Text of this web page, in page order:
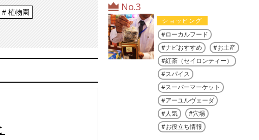
植物園 No.3
ショッピング
ローカルフード
ナビおすすめ
お土産
紅茶（セイロンティー）
スパイス
スーパーマーケット
アーユルヴェーダ
人気
穴場
お役立ち情報